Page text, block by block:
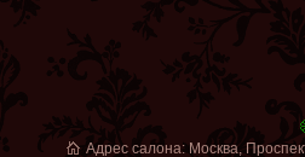
Адрес салона: Москва,